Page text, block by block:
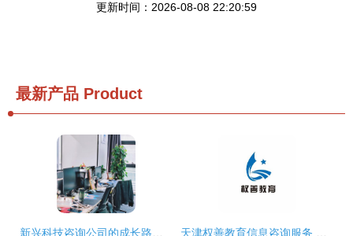
更新时间：2026-08-08 22:20:59
最新产品 Product